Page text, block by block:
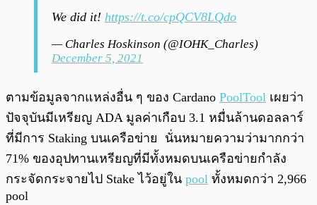
We did it! https://t.co/cpQCV8LQdo
— Charles Hoskinson (@IOHK_Charles)
December 5, 2021
ตามข้อมูลจากแหล่งอื่น ๆ ของ Cardano PoolTool เผยว่า
ปัจจุบันมีเหรียญ ADA มูลค่าเกือบ 3.1 หมื่นล้านดอลลาร์
ที่มีการ Staking บนเครือข่าย นั่นหมายความว่ามากกว่า
71% ของอุปทานเหรียญที่มีทั้งหมดบนเครือข่ายกำลัง
กระจัดกระจายไป Stake ไว้อยู่ใน pool ทั้งหมดกว่า 2,966
pool